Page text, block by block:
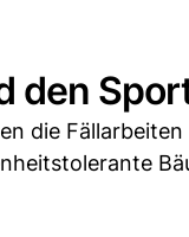
den
die